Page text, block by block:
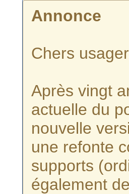
Annonce
Chers
Après vingt
actuelle du
nouvelle
une refonte
supports
également